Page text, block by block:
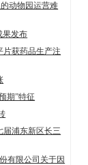
动物园运营难
果发布
片获药品生产注
期”特征
届浦东新区长三
有限公司关于因